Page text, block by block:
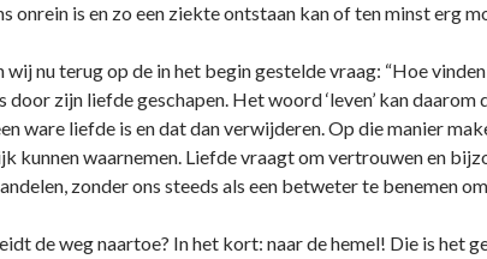
onrein is en zo een ziekte ontstaan kan of ten minst erg
wij nu terug op de in het begin gestelde vraag: “Hoe
door zijn liefde geschapen. Het woord ‘leven’ kan
ware liefde is en dat dan verwijderen. Op die manier
kunnen waarnemen. Liefde vraagt om vertrouwen en
zonder ons steeds als een betweter te benemen
de weg naartoe? In het kort: naar de hemel! Die is het